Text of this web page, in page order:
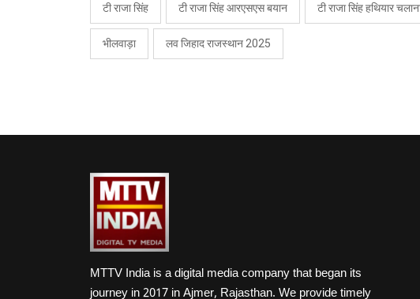
टी राजा सिंह टी राजा सिंह आरएसएस बयान टी राजा सिंह हथियार
भीलवाड़ा लव जिहाद राजस्थान 2025
MTTV India is a digital media company that began its
journey in 2017 in Ajmer, Rajasthan. We provide timely